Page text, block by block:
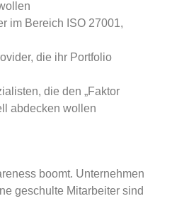
im Bereich ISO 27001,
die ihr Portfolio
die den „Faktor
abdecken wollen
boomt. Unternehmen
geschulte Mitarbeiter sind